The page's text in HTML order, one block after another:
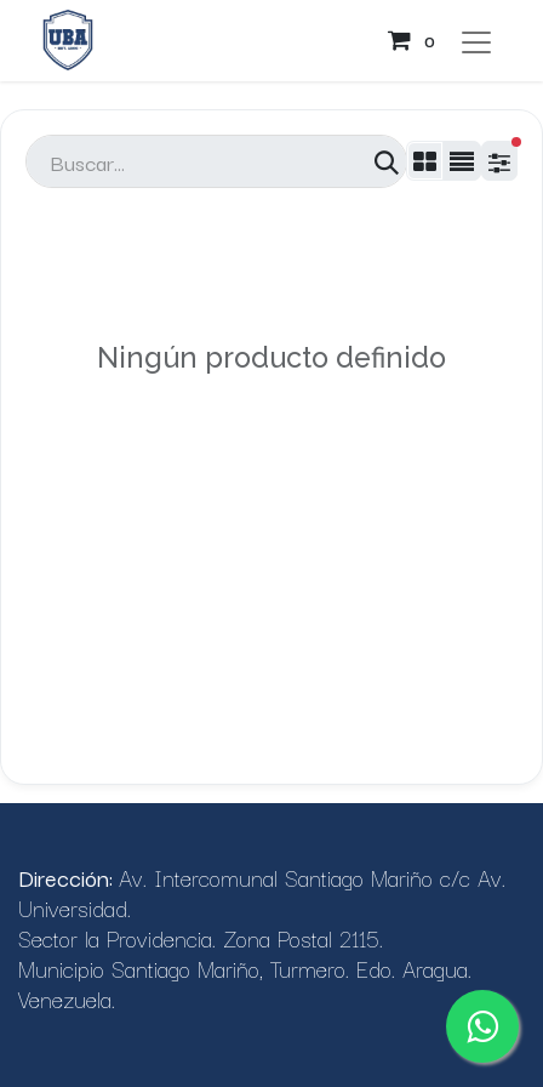
0
Ningún producto definido
Dirección: Av. Intercomunal Santiago Mariño c/c Av.
Universidad.
Sector la Providencia. Zona Postal 2115.
Municipio Santiago Mariño, Turmero. Edo. Aragua.
Venezuela.